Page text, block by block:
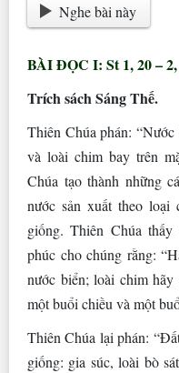
Nghe bài này
BÀI ĐỌC I: St 1, 20 –
Trích sách Sáng Thế.
Thiên Chúa phán:
và loài chim bay trên
Chúa tạo thành những
nước sản xuất theo
giống. Thiên Chúa
phúc cho chúng rằng:
nước biển; loài chim hãy
một buổi chiều và một
Thiên Chúa lại phán:
giống: gia súc, loài bò